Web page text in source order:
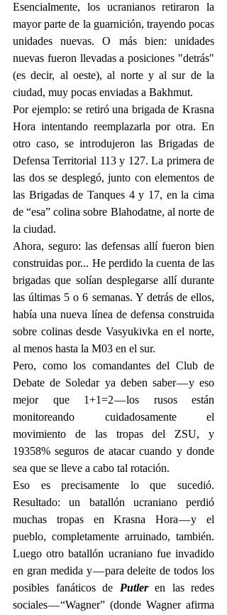
Esencialmente, los ucranianos retiraron la
mayor parte de la guarnición, trayendo pocas
unidades nuevas. O más bien: unidades
nuevas fueron llevadas a posiciones "detrás"
(es decir, al oeste), al norte y al sur de la
ciudad, muy pocas enviadas a Bakhmut.
Por ejemplo: se retiró una brigada de Krasna
Hora intentando reemplazarla por otra. En
otro caso, se introdujeron las Brigadas de
Defensa Territorial 113 y 127. La primera de
las dos se desplegó, junto con elementos de
las Brigadas de Tanques 4 y 17, en la cima
de “esa” colina sobre Blahodatne, al norte de
la ciudad.
Ahora, seguro: las defensas allí fueron bien
construidas por... He perdido la cuenta de las
brigadas que solían desplegarse allí durante
las últimas 5 o 6 semanas. Y detrás de ellos,
había una nueva línea de defensa construida
sobre colinas desde Vasyukivka en el norte,
al menos hasta la M03 en el sur.
Pero, como los comandantes del Club de
Debate de Soledar ya deben saber — y eso
mejor que 1+1=2 — los rusos están
monitoreando cuidadosamente el
movimiento de las tropas del ZSU, y
19358% seguros de atacar cuando y donde
sea que se lleve a cabo tal rotación.
Eso es precisamente lo que sucedió.
Resultado: un batallón ucraniano perdió
muchas tropas en Krasna Hora — y el
pueblo, completamente arruinado, también.
Luego otro batallón ucraniano fue invadido
en gran medida y — para deleite de todos los
posibles fanáticos de Putler en las redes
sociales — “Wagner” (donde Wagner afirma